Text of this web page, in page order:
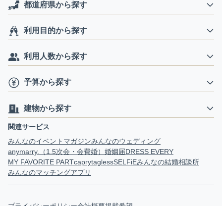
都道府県から探す
利用目的から探す
利用人数から探す
予算から探す
建物から探す
関連サービス
みんなのイベントマガジンみんなのウェディング
anymarry.（1.5次会・会費婚） 婚姻届DRESS EVERY
MY FAVORITE PARTcaprytaglessSELFiEみんなの結婚相談所
みんなのマッチングアプリ